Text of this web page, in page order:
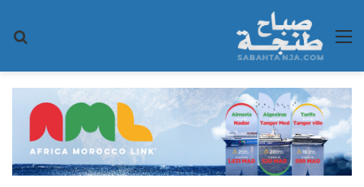
القائمة